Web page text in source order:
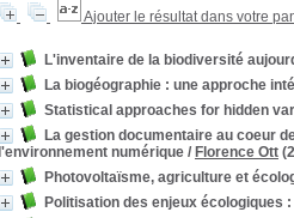
Ajouter le résultat dans votre
L'inventaire de la biodiversité
La biogéographie : une approche
Statistical approaches for hidden
La gestion documentaire au coeur
l'environnement numérique / Florence Ott
Photovoltaïsme, agriculture et
Politisation des enjeux écologiques